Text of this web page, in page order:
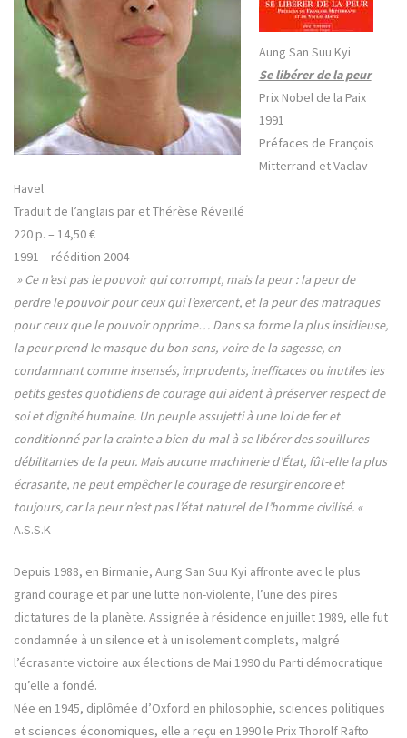
Aung San Suu Kyi
Se libérer de la peur
Prix Nobel de la Paix
1991
Préfaces de François
Mitterrand et Vaclav
Havel
Traduit de l’anglais par et Thérèse Réveillé
220 p. – 14,50€
1991 – réédition 2004
» Ce n’est pas le pouvoir qui corrompt, mais la peur : la peur de
perdre le pouvoir pour ceux qui l’exercent, et la peur des matraques
pour ceux que le pouvoir opprime… Dans sa forme la plus insidieuse,
la peur prend le masque du bon sens, voire de la sagesse, en
condamnant comme insensés, imprudents, inefficaces ou inutiles les
petits gestes quotidiens de courage qui aident à préserver respect de
soi et dignité humaine. Un peuple assujetti à une loi de fer et
conditionné par la crainte a bien du mal à se libérer des souillures
débilitantes de la peur. Mais aucune machinerie d’État, fût-elle la plus
écrasante, ne peut empêcher le courage de resurgir encore et
toujours, car la peur n’est pas l’état naturel de l’homme civilisé. «
A.S.S.K
Depuis 1988, en Birmanie, Aung San Suu Kyi affronte avec le plus
grand courage et par une lutte non-violente, l’une des pires
dictatures de la planète. Assignée à résidence en juillet 1989, elle fut
condamnée à un silence et à un isolement complets, malgré
l’écrasante victoire aux élections de Mai 1990 du Parti démocratique
qu’elle a fondé.
Née en 1945, diplômée d’Oxford en philosophie, sciences politiques
et sciences économiques, elle a reçu en 1990 le Prix Thorolf Rafto